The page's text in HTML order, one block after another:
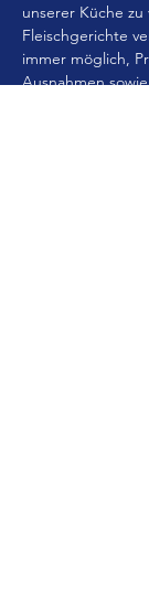
unserer Küche
Fleischgerichte
immer möglich,
Ausnahmen